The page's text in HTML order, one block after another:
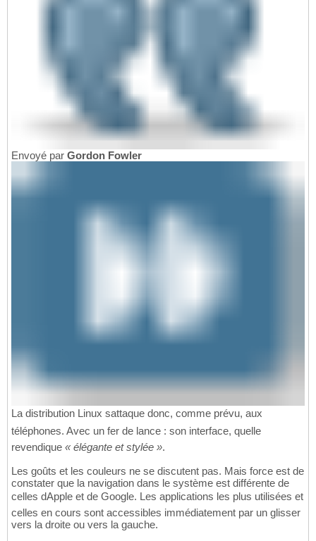
Envoyé par Gordon Fowler
La distribution Linux sattaque donc, comme prévu, aux
téléphones. Avec un fer de lance : son interface, quelle
revendique « élégante et stylée ».
Les goûts et les couleurs ne se discutent pas. Mais force est de
constater que la navigation dans le système est différente de
celles dApple et de Google. Les applications les plus utilisées et
celles en cours sont accessibles immédiatement par un glisser
vers la droite ou vers la gauche.